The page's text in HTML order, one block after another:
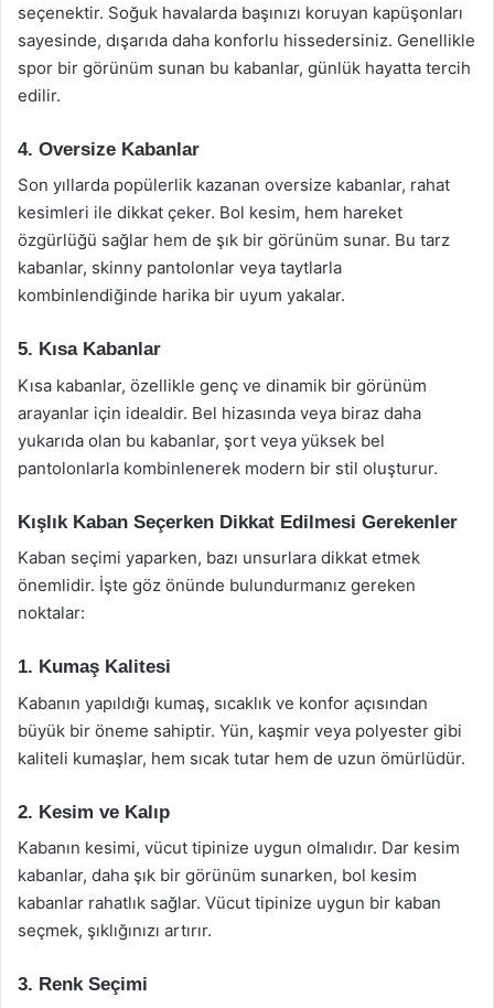
seçenektir. Soğuk havalarda başınızı koruyan kapüşonları
sayesinde, dışarıda daha konforlu hissedersiniz. Genellikle
spor bir görünüm sunan bu kabanlar, günlük hayatta tercih
edilir.
4. Oversize Kabanlar
Son yıllarda popülerlik kazanan oversize kabanlar, rahat
kesimleri ile dikkat çeker. Bol kesim, hem hareket
özgürlüğü sağlar hem de şık bir görünüm sunar. Bu tarz
kabanlar, skinny pantolonlar veya taytlarla
kombinlendiğinde harika bir uyum yakalar.
5. Kısa Kabanlar
Kısa kabanlar, özellikle genç ve dinamik bir görünüm
arayanlar için idealdir. Bel hizasında veya biraz daha
yukarıda olan bu kabanlar, şort veya yüksek bel
pantolonlarla kombinlenerek modern bir stil oluşturur.
Kışlık Kaban Seçerken Dikkat Edilmesi Gerekenler
Kaban seçimi yaparken, bazı unsurlara dikkat etmek
önemlidir. İşte göz önünde bulundurmanız gereken
noktalar:
1. Kumaş Kalitesi
Kabanın yapıldığı kumaş, sıcaklık ve konfor açısından
büyük bir öneme sahiptir. Yün, kaşmir veya polyester gibi
kaliteli kumaşlar, hem sıcak tutar hem de uzun ömürlüdür.
2. Kesim ve Kalıp
Kabanın kesimi, vücut tipinize uygun olmalıdır. Dar kesim
kabanlar, daha şık bir görünüm sunarken, bol kesim
kabanlar rahatlık sağlar. Vücut tipinize uygun bir kaban
seçmek, şıklığınızı artırır.
3. Renk Seçimi